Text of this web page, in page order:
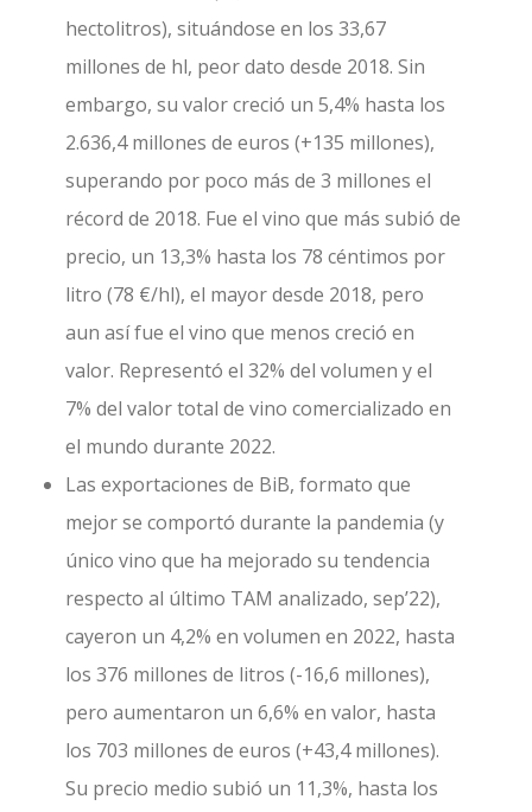
hectolitros), situándose en los 33,67
millones de hl, peor dato desde 2018. Sin
embargo, su valor creció un 5,4% hasta los
2.636,4 millones de euros (+135 millones),
superando por poco más de 3 millones el
récord de 2018. Fue el vino que más subió de
precio, un 13,3% hasta los 78 céntimos por
litro (78 €/hl), el mayor desde 2018, pero
aun así fue el vino que menos creció en
valor. Representó el 32% del volumen y el
7% del valor total de vino comercializado en
el mundo durante 2022.
Las exportaciones de BiB, formato que
mejor se comportó durante la pandemia (y
único vino que ha mejorado su tendencia
respecto al último TAM analizado, sep’22),
cayeron un 4,2% en volumen en 2022, hasta
los 376 millones de litros (-16,6 millones),
pero aumentaron un 6,6% en valor, hasta
los 703 millones de euros (+43,4 millones).
Su precio medio subió un 11,3%, hasta los